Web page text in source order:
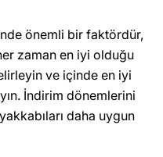
önemli bir faktördür,
zaman en iyi olduğu
ve içinde en iyi
İndirim dönemlerini
daha uygun